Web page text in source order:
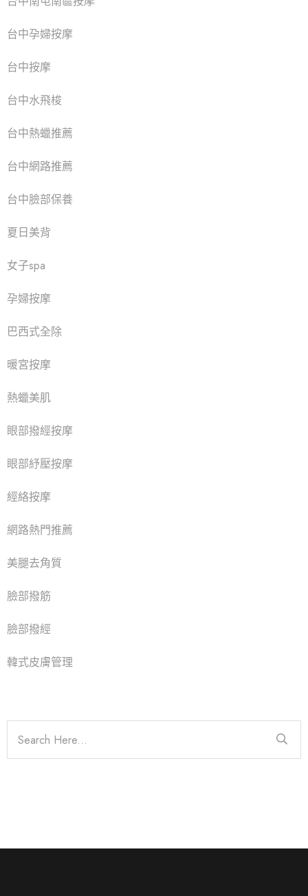
台中孕婦按摩
台中按摩
台中水飛梭
台中熱蠟推薦
台中網路推薦
台中臉部保養
夏日美背
女子spa
孕婦按摩
巴西式全除
暖宮按摩
熱蠟美肌
眼部撥經按摩
眼部紓壓按摩
經絡按摩
網路熱門推薦
美腿去角質
臉部撥筋
臉部撥經
韓式皮膚管理